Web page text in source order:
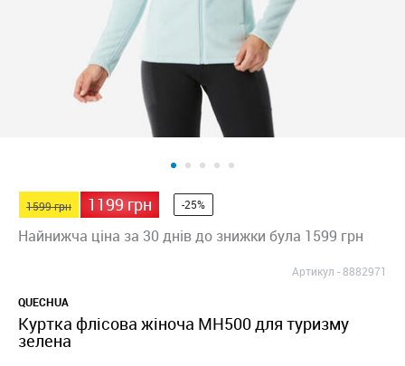
1599 грн 1199 грн -25%
Найнижча ціна за 30 днів до знижки була 1599 грн
Артикул -8882971
QUECHUA
Куртка флісова жіноча MH500 для туризму
зелена